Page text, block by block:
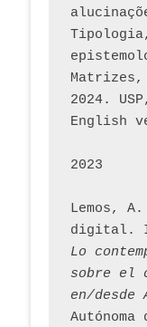
2024.
English
2023
Lemos,
Lo
sobre el
en/desde